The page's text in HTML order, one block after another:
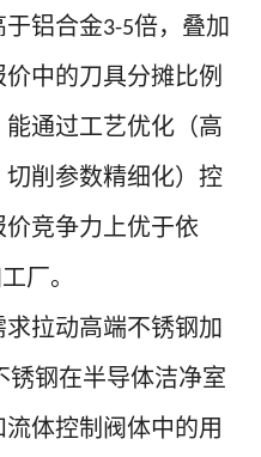
于铝合金3-5倍，叠加
中的刀具分摊比例
通过工艺优化（高
削参数精细化）控
竞争力上优于依
厂。
拉动高端不锈钢加
锈钢在半导体洁净室
体控制阀体中的用